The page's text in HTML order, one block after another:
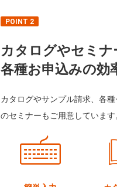
POINT 2
カタログやセミナ
各種お申込みの効
カタログやサンプル請求、各
のセミナーもご用意しています